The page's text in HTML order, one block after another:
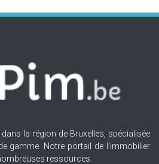
la région de Bruxelles, spécialisée
gamme. Notre portail de l'immobilier
ressources.